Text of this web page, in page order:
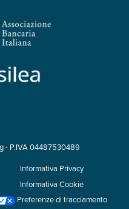
- P.IVA 04487530489
Informativa Privacy
Informativa Cookie
Preferenze di tracciamento